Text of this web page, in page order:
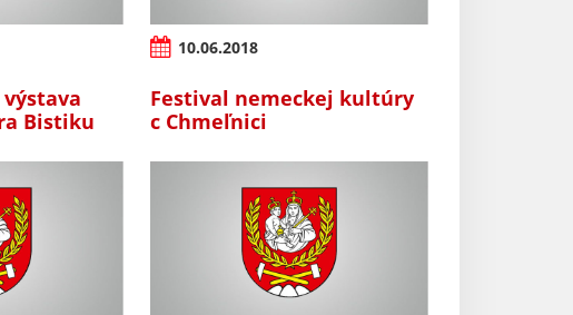
výstava
Bistiku
10.06.2018
Festival nemeckej kultúry
c Chmeľnici